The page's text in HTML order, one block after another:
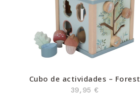
Cubo de actividades – Forest
friends – Little Dutch
39,95€